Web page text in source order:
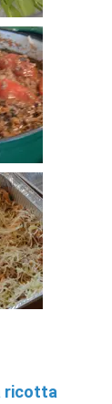
ricotta